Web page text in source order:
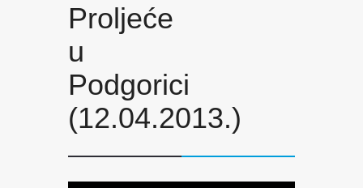
Proljeće
u
Podgorici
(12.04.2013.)